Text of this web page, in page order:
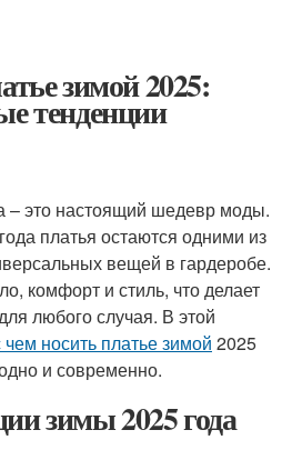
зимой 2025:
тенденции
– это настоящий шедевр моды.
платья остаются одними из
вещей в гардеробе.
комфорт и стиль, что делает
любого случая. В этой
чем носить платье зимой 2025
и современно.
зимы 2025 года